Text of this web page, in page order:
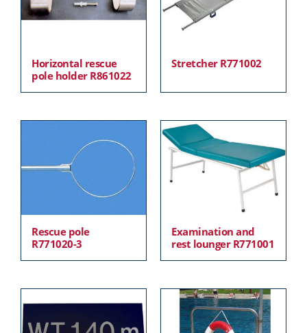
Horizontal rescue
pole holder R861022
Stretcher R771002
Rescue pole
R771020-3
Examination and
rest lounger R771001